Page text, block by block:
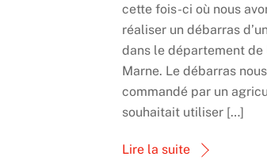
cette fois-ci où nous
réaliser un débarras
dans le département de
Marne. Le débarras
commandé par un
souhaitait utiliser […]
Lire la suite